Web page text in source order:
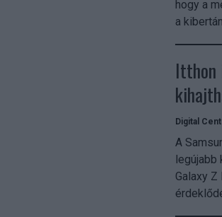
hogy a
a
Itthon
Digital
A
legújabb
Galaxy